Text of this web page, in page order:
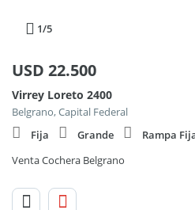
1/5
USD 22.500
Virrey Loreto 2400
Belgrano, Capital Federal
Fija
Grande
Rampa
Venta Cochera Belgrano